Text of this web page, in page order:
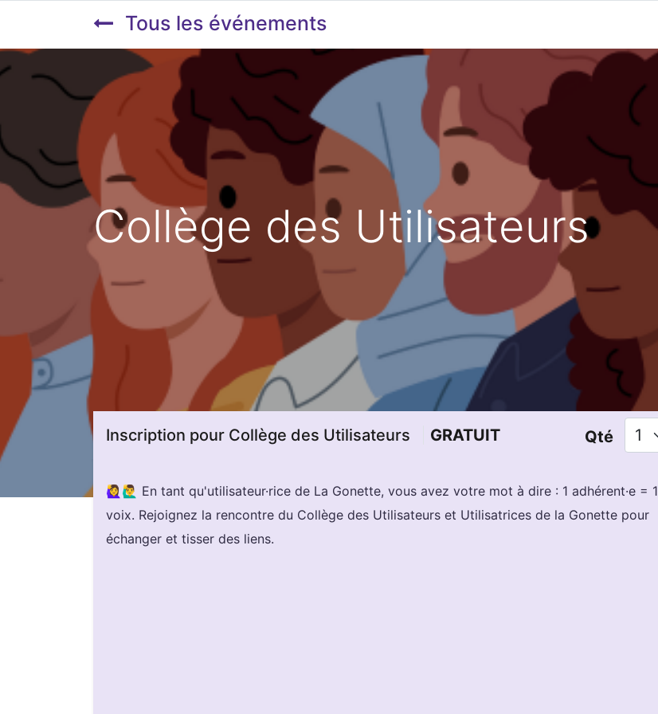
Tous les événements
Collège des Utilisateurs
Inscription pour Collège des Utilisateurs GRATUIT Qté
🙋‍♀️🙋‍♂️ En tant qu'utilisateur·rice de La Gonette, vous avez votre mot à dire : 1 adhérent·e = 1
voix. Rejoignez la rencontre du Collège des Utilisateurs et Utilisatrices de la Gonette pour
échanger et tisser des liens.